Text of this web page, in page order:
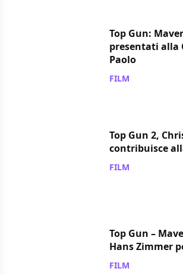
Top Gun:
presentati alla
Paolo
FILM
Top Gun 2,
contribuisce
FILM
Top Gun –
Hans Zimmer
FILM